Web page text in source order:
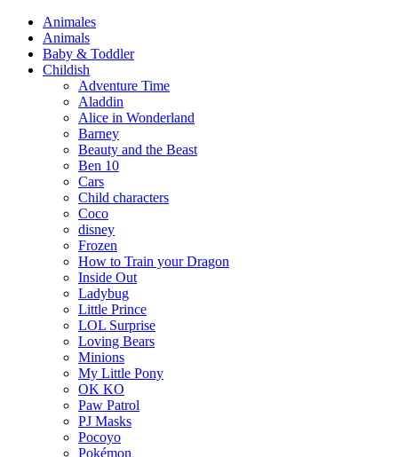
Animales
Animals
Baby & Toddler
Childish
Adventure Time
Aladdin
Alice in Wonderland
Barney
Beauty and the Beast
Ben 10
Cars
Child characters
Coco
disney
Frozen
How to Train your Dragon
Inside Out
Ladybug
Little Prince
LOL Surprise
Loving Bears
Minions
My Little Pony
OK KO
Paw Patrol
PJ Masks
Pocoyo
Pokémon